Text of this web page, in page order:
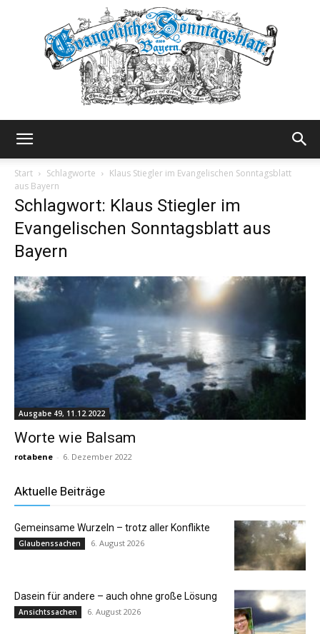
Sonntagsblatt
Start Schlagworte
Klaus Stiegler im Evangelischen Sonntagsblatt
aus Bayern
Schlagwort: Klaus Stiegler im
Evangelischen Sonntagsblatt aus
Bayern
Ausgabe 49, 11.12.2022
Worte wie Balsam
rotabene - 6. Dezember 2022
Aktuelle Beiträge
Gemeinsame Wurzeln – trotz aller Konflikte
Glaubenssachen 6. August 2026
Dasein für andere – auch ohne große Lösung
Ansichtssachen 6. August 2026